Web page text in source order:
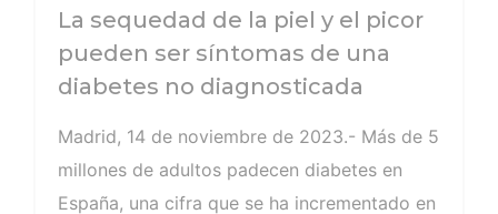
actualmente se realizan en
La sequedad de la piel y el picor
pueden ser síntomas de una
diabetes no diagnosticada
Madrid, 14 de noviembre de 2023.- Más de 5
millones de adultos padecen diabetes en
España, una cifra que se ha incrementado en